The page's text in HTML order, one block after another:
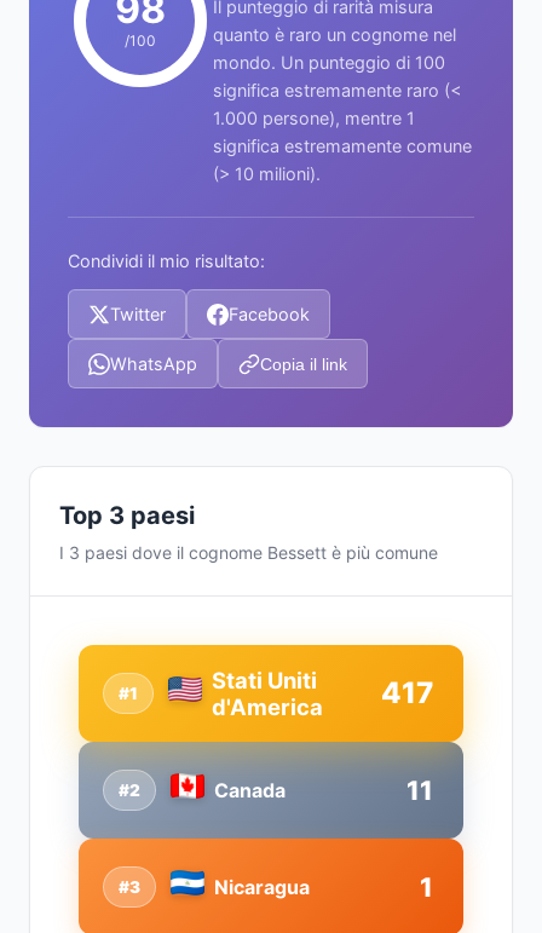
/100
Il punteggio di rarità misura
quanto è raro un cognome nel
mondo. Un punteggio di 100
significa estremamente raro (<
1.000 persone), mentre 1
significa estremamente comune
(> 10 milioni).
Condividi il mio risultato:
Twitter Facebook
WhatsApp Copia il link
Top 3 paesi
I 3 paesi dove il cognome Bessett è più comune
#2 Canada 11
#1
Stati Uniti
d'America
417
#3 Nicaragua 1